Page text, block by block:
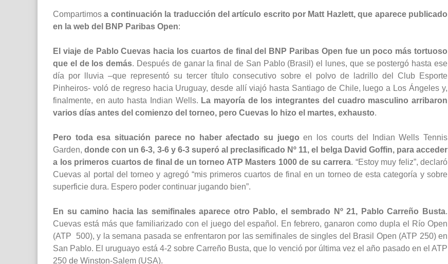
Compartimosa continuación la traducción del artículo escrito por Matt Hazlett, que aparece publicado
en la web del BNP Paribas Open:
El viaje de Pablo Cuevas hacia los cuartos de final del BNP Paribas Open fue un poco más tortuoso
que el de los demás. Después de ganar la final de San Pablo (Brasil) el lunes, que se postergó hasta ese
día por lluvia –que representó su tercer título consecutivo sobre el polvo de ladrillo del Club Esporte
Pinheiros- voló de regreso hacia Uruguay, desde allí viajó hasta Santiago de Chile, luego a Los Ángeles y,
finalmente, en auto hasta Indian Wells. La mayoría de los integrantes del cuadro masculino arribaron
varios días antes del comienzo del torneo, pero Cuevas lo hizo el martes, exhausto.
Pero toda esa situación parece no haber afectado su juego en los courts del Indian Wells Tennis
Garden,donde con un 6-3, 3-6 y 6-3 superó al preclasificado Nº 11, el belga David Goffin, para acceder
a los primeros cuartos de final de un torneo ATP Masters 1000 de su carrera. “Estoy muy feliz”, declaró
Cuevas al portal del torneo y agregó “mis primeros cuartos de final en un torneo de esta categoría y sobre
superficie dura. Espero poder continuar jugando bien”.
En su camino hacia las semifinales aparece otro Pablo, el sembrado Nº 21, Pablo Carreño Busta.
Cuevas está más que familiarizado con el juego del español. En febrero, ganaron como dupla el Río Open
(ATP 500), y la semana pasada se enfrentaron por las semifinales de singles del Brasil Open (ATP 250) en
San Pablo. El uruguayo está 4-2 sobre Carreño Busta, que lo venció por última vez el año pasado en el ATP
250 de Winston-Salem (USA).